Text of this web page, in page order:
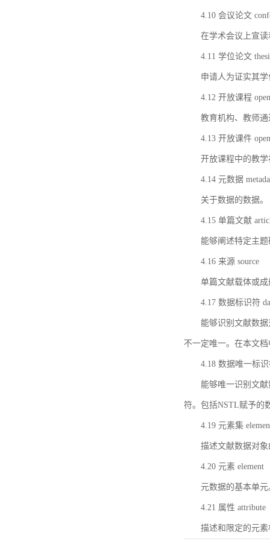
4.10 会议论文
在学术会议上宣
4.11 学位论文
申请人为证实其
4.12 开放课程
教育机构、教师
4.13 开放课件
开放课程中的教
4.14 元数据
关于数据的数据。
4.15 单篇文献
能够阐述特定主
4.16 来源 source
单篇文献载体或
4.17 数据标识符
能够识别文献数
不一定唯一。在本文
4.18 数据唯一标
能够唯一识别文
符。包括NSTL赋予的
4.19 元素集
描述文献数据对
4.20 元素 element
元数据的基本单元
4.21 属性 attribute
描述和限定的元